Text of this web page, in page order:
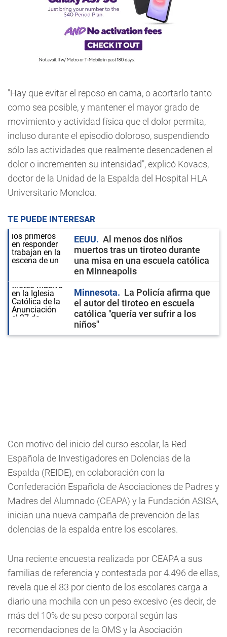
"Hay que evitar el reposo en cama, o acortarlo tanto
como sea posible, y mantener el mayor grado de
movimiento y actividad física que el dolor permita,
incluso durante el episodio doloroso, suspendiendo
sólo las actividades que realmente desencadenen el
dolor o incrementen su intensidad", explicó Kovacs,
doctor de la Unidad de la Espalda del Hospital HLA
Universitario Moncloa.
TE PUEDE INTERESAR
EEUU
Al menos dos niños
muertos tras un tiroteo durante
una misa en una escuela católica
en Minneapolis
Minnesota
La Policía afirma que
el autor del tiroteo en escuela
católica "quería ver sufrir a los
niños"
Con motivo del inicio del curso escolar, la Red
Española de Investigadores en Dolencias de la
Espalda (REIDE), en colaboración con la
Confederación Española de Asociaciones de Padres y
Madres del Alumnado (CEAPA) y la Fundación ASISA,
inician una nueva campaña de prevención de las
dolencias de la espalda entre los escolares.
Una reciente encuesta realizada por CEAPA a sus
familias de referencia y contestada por 4.496 de ellas,
revela que el 83 por ciento de los escolares carga a
diario una mochila con un peso excesivo (es decir, de
más del 10% de su peso corporal según las
recomendaciones de la OMS y la Asociación